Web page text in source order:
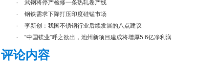
·
武钢将停产检修一条热轧卷产线
·
钢铁需求下降打压印度硅锰市场
·
李新创：我国不锈钢行业后续发展的八点建议
·
“中国镁业”呼之欲出，池州新项目建成将增厚5.6亿净利润
评论内容